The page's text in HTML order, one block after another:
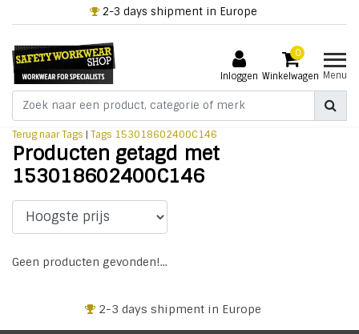
2-3 days shipment in Europe
Inloggen
0
Winkelwagen Menu
Terug naar Tags | Tags 153018602400C146
Producten getagd met
153018602400C146
Geen producten gevonden!...
2-3 days shipment in Europe